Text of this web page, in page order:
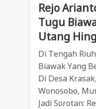
Rejo
Tugu
Utang
Di Tengah
Biawak Yang
Di Desa
Wonosobo,
Jadi Sorotan: